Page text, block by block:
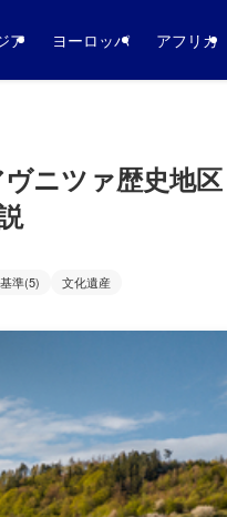
ア ヨーロッパ アフリカ
ニツァ歴史地区
準(5) 文化遺産